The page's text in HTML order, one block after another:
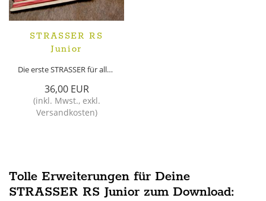
STRASSER RS
Junior
Die erste STRASSER für alle Nachwuchsjäger!
36,00 EUR
(inkl. Mwst., exkl.
Versandkosten)
Tolle Erweiterungen für Deine
STRASSER RS Junior zum Download: